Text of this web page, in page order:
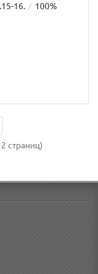
16.
100%
страниц)